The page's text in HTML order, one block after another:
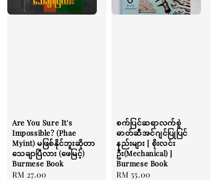
Are You Sure It's
Impossible? (Phae
Myint) မဖြစ်နိုင်ဘူးဆိုတာ
သေချာပြီလား (ဖေမြင့်)
Burmese Book
Regular
RM 27.00
စက်ပြင်ဆရာလက်စွဲ
ဓာတ်ဆီအင်ဂျင်ပြုပြင်
နည်းများ [ စိုးလင်း
ဦး(Mechanical) ]
Burmese Book
Regular
RM 55.00